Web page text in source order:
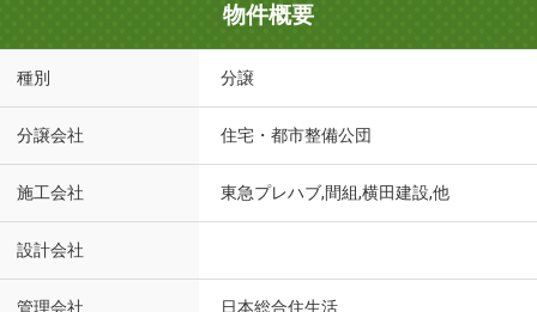
物件概要
種別 分譲
分譲会社 住宅・都市整備公団
施工会社 東急プレハブ,間組,横田建設,他
設計会社
日本総合住生活